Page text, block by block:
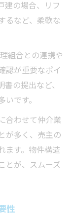
建の場合、リフ
るなど、柔軟な
組合との連携や
認が重要なポイ
の提出など、
です。
合わせて仲介業
が多く、売主の
ます。物件構造
とが、スムーズ
性